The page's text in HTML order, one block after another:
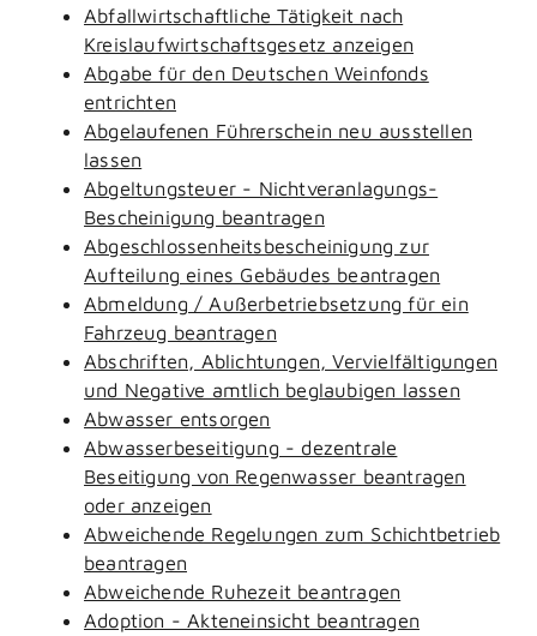
Abfallwirtschaftliche Tätigkeit nach
Kreislaufwirtschaftsgesetz anzeigen
Abgabe für den Deutschen Weinfonds
entrichten
Abgelaufenen Führerschein neu ausstellen
lassen
Abgeltungsteuer - Nichtveranlagungs-
Bescheinigung beantragen
Abgeschlossenheitsbescheinigung zur
Aufteilung eines Gebäudes beantragen
Abmeldung / Außerbetriebsetzung für ein
Fahrzeug beantragen
Abschriften, Ablichtungen, Vervielfältigungen
und Negative amtlich beglaubigen lassen
Abwasser entsorgen
Abwasserbeseitigung - dezentrale
Beseitigung von Regenwasser beantragen
oder anzeigen
Abweichende Regelungen zum Schichtbetrieb
beantragen
Abweichende Ruhezeit beantragen
Adoption - Akteneinsicht beantragen